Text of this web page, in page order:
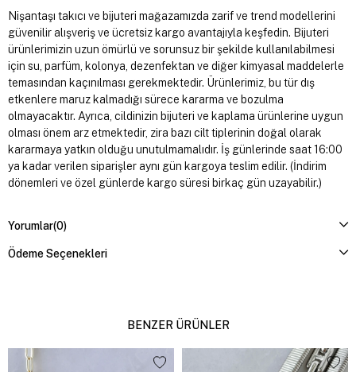
Nişantaşı takıcı ve bijuteri mağazamızda zarif ve trend modellerini
güvenilir alışveriş ve ücretsiz kargo avantajıyla keşfedin. Bijuteri
ürünlerimizin uzun ömürlü ve sorunsuz bir şekilde kullanılabilmesi
için su, parfüm, kolonya, dezenfektan ve diğer kimyasal maddelerle
temasından kaçınılması gerekmektedir. Ürünlerimiz, bu tür dış
etkenlere maruz kalmadığı sürece kararma ve bozulma
olmayacaktır. Ayrıca, cildinizin bijuteri ve kaplama ürünlerine uygun
olması önem arz etmektedir, zira bazı cilt tiplerinin doğal olarak
kararmaya yatkın olduğu unutulmamalıdır. İş günlerinde saat 16:00
ya kadar verilen siparişler aynı gün kargoya teslim edilir. (İndirim
dönemleri ve özel günlerde kargo süresi birkaç gün uzayabilir.)
Yorumlar(0)
Ödeme Seçenekleri
BENZER ÜRÜNLER